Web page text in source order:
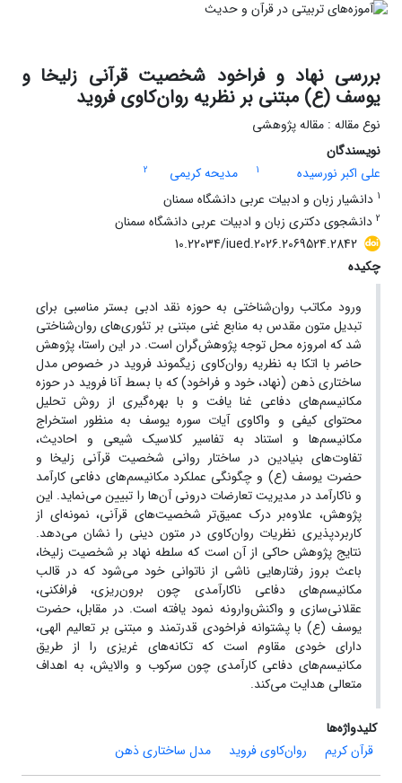
بررسی نهاد و فراخود شخصیت قرآنی زلیخا و
یوسف (ع) مبتنی بر نظریه روان‌کاوی فروید
نوع مقاله : مقاله پژوهشی
نویسندگان
علی اکبر نورسیده
1 مدیحه کریمی
2
1 دانشیار زبان و ادبیات عربی دانشگاه سمنان
2 دانشجوی دکتری زبان و ادبیات عربی دانشگاه سمنان
10.22034/iued.2026.2069524.2842
چکیده
ورود مکاتب روان‌شناختی به حوزه نقد ادبی بستر مناسبی برای
تبدیل متون مقدس به منابع غنی مبتنی بر تئوری‌های روان‌شناختی
شد که امروزه محل توجه پژوهش‌گران است. در این راستا، پژوهش
حاضر با اتکا به نظریه روان‌کاوی زیگموند فروید در خصوص مدل
ساختاری ذهن (نهاد، خود و فراخود) که با بسط آنا فروید در حوزه
مکانیسم‌های دفاعی غنا یافت و با بهره‌گیری از روش تحلیل
محتوای کیفی و واکاوی آیات سوره یوسف به منظور استخراج
مکانیسم‌ها و استناد به تفاسیر کلاسیک شیعی و احادیث،
تفاوت‌های بنیادین در ساختار روانی شخصیت قرآنی زلیخا و
حضرت یوسف (ع) و چگونگی عملکرد مکانیسم‌های دفاعی کارآمد
و ناکارآمد در مدیریت تعارضات درونی آن‌ها را تبیین می‌نماید. این
پژوهش، علاوه‌بر درک عمیق‌تر شخصیت‌های قرآنی، نمونه‌ای از
کاربردپذیری نظریات روان‌کاوی در متون دینی را نشان می‌دهد.
نتایج پژوهش حاکی از آن است که سلطه نهاد بر شخصیت زلیخا،
باعث بروز رفتارهایی ناشی از ناتوانی خود می‌شود که در قالب
مکانیسم‌های دفاعی ناکارآمدی چون برون‌ریزی، فرافکنی،
عقلانی‌سازی و واکنش‌وارونه نمود یافته است. در مقابل، حضرت
یوسف (ع) با پشتوانه فراخودی قدرتمند و مبتنی بر تعالیم الهی،
دارای خودی مقاوم است که تکانه‌های غریزی را از طریق
مکانیسم‌های دفاعی کارآمدی چون سرکوب و والایش، به اهداف
متعالی هدایت می‌کند.
کلیدواژه‌ها
قرآن کریم
روان‌کاوی فروید مدل ساختاری ذهن